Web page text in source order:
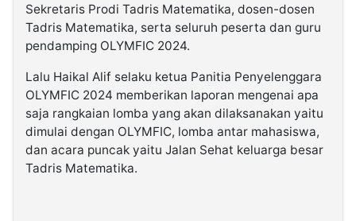
Sekretaris Prodi Tadris Matematika, dosen-dosen
Tadris Matematika, serta seluruh peserta dan guru
pendamping OLYMFIC 2024.
Lalu Haikal Alif selaku ketua Panitia Penyelenggara
OLYMFIC 2024 memberikan laporan mengenai apa
saja rangkaian lomba yang akan dilaksanakan yaitu
dimulai dengan OLYMFIC, lomba antar mahasiswa,
dan acara puncak yaitu Jalan Sehat keluarga besar
Tadris Matematika.